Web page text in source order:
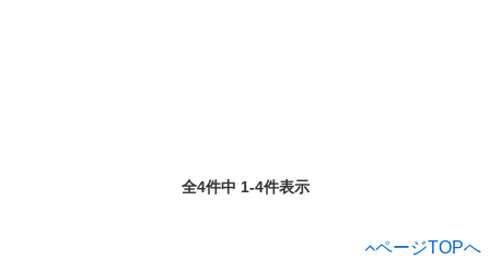
全4件中 1-4件表示
ページTOPへ